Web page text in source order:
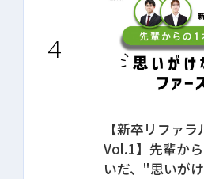
【新卒リファ
Vol.1】先輩か
いだ、"思いが